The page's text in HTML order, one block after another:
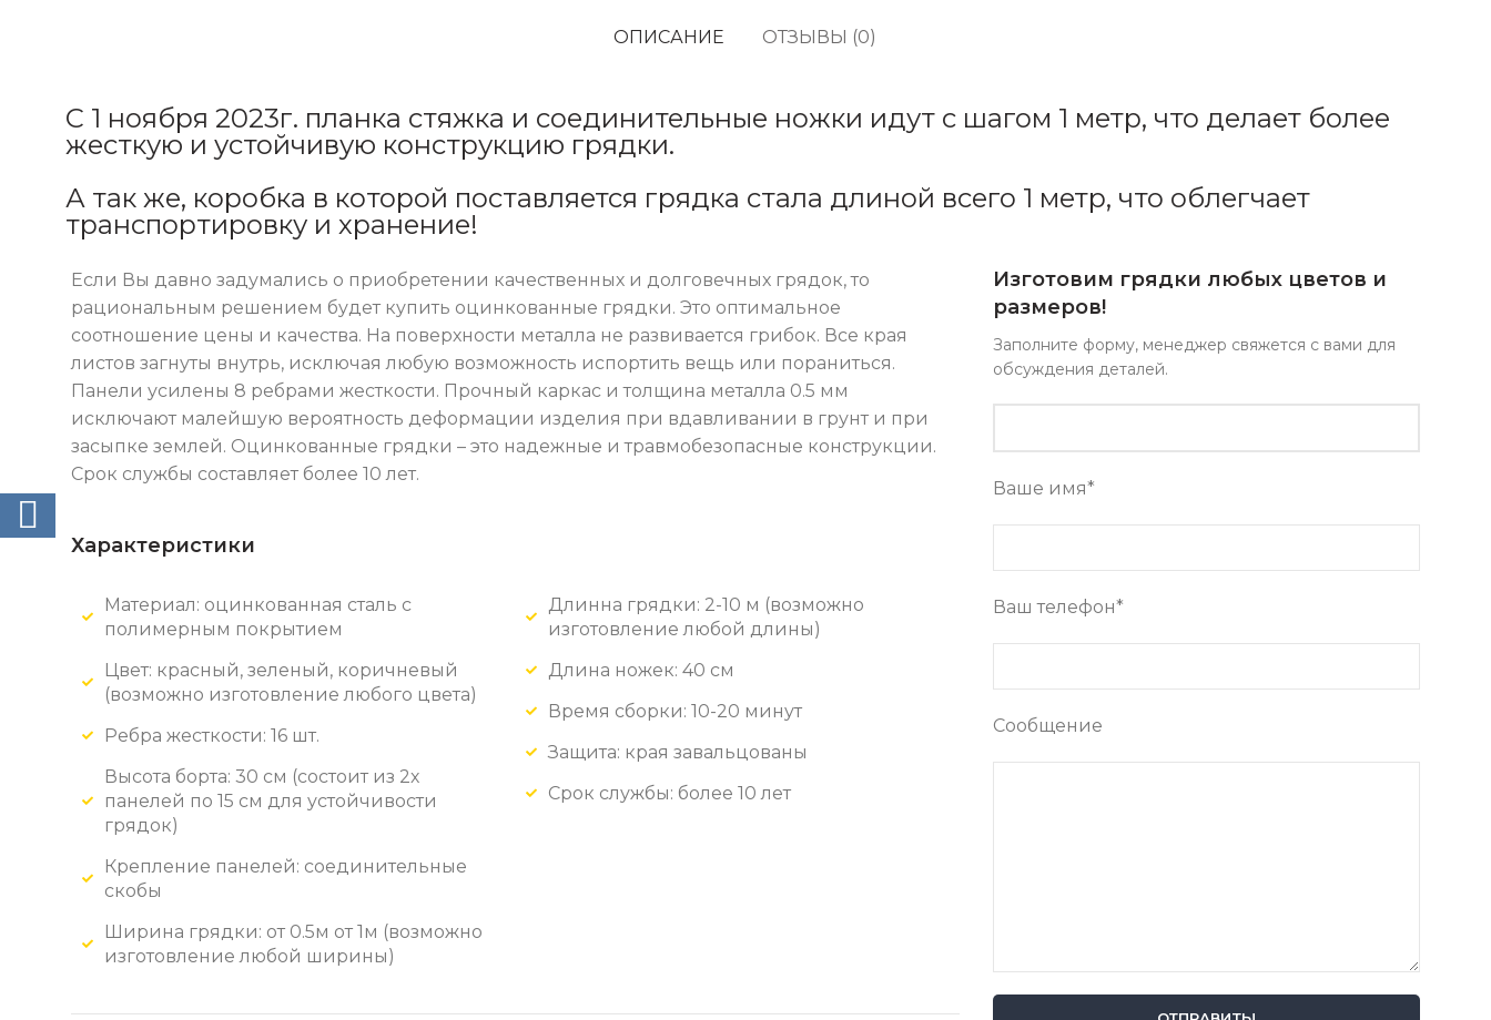
ОПИСАНИЕ ОТЗЫВЫ (0)
С 1 ноября 2023г. планка стяжка и соединительные ножки идут с шагом 1 метр, что делает более
жесткую и устойчивую конструкцию грядки.
А так же, коробка в которой поставляется грядка стала длиной всего 1 метр, что облегчает
транспортировку и хранение!
Если Вы давно задумались о приобретении качественных и долговечных грядок, то
рациональным решением будет купить оцинкованные грядки. Это оптимальное
соотношение цены и качества. На поверхности металла не развивается грибок. Все края
листов загнуты внутрь, исключая любую возможность испортить вещь или пораниться.
Панели усилены 8 ребрами жесткости. Прочный каркас и толщина металла 0.5 мм
исключают малейшую вероятность деформации изделия при вдавливании в грунт и при
засыпке землей. Оцинкованные грядки – это надежные и травмобезопасные конструкции.
Срок службы составляет более 10 лет.
Характеристики
Материал: оцинкованная сталь с
полимерным покрытием
Цвет: красный, зеленый, коричневый
(возможно изготовление любого цвета)
Ребра жесткости: 16 шт.
Высота борта: 30 см (состоит из 2х
панелей по 15 см для устойчивости
грядок)
Крепление панелей: соединительные
скобы
Ширина грядки: от 0.5м от 1м (возможно
изготовление любой ширины)
Длинна грядки: 2-10 м (возможно
изготовление любой длины)
Длина ножек: 40 см
Время сборки: 10-20 минут
Защита: края завальцованы
Срок службы: более 10 лет
Изготовим грядки любых цветов и
размеров!
Заполните форму, менеджер свяжется с вами для
обсуждения деталей.
Ваше имя*
Ваш телефон*
Сообщение